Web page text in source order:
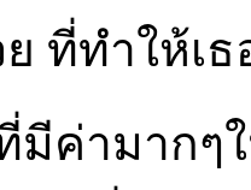
ที่ทำให้เ
มีค่ามากๆ